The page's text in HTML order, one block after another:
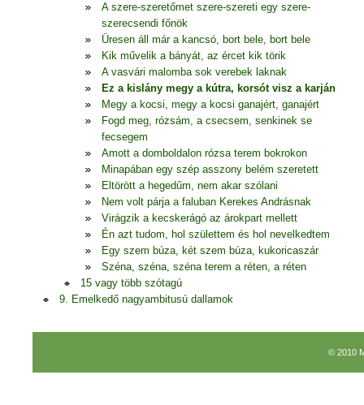
A szere-szeretőmet szere-szereti egy szere-
szerecsendi főnök
Üresen áll már a kancsó, bort bele, bort bele
Kik művelik a bányát, az ércet kik törik
A vasvári malomba sok verebek laknak
Ez a kislány megy a kútra, korsót visz a karján
Megy a kocsi, megy a kocsi ganajért, ganajért
Fogd meg, rózsám, a csecsem, senkinek se
fecsegem
Amott a domboldalon rózsa terem bokrokon
Minapában egy szép asszony belém szeretett
Eltörött a hegedűm, nem akar szólani
Nem volt párja a faluban Kerekes Andrásnak
Virágzik a kecskerágó az árokpart mellett
Én azt tudom, hol születtem és hol nevelkedtem
Egy szem búza, két szem búza, kukoricaszár
Széna, széna, széna terem a réten, a réten
15 vagy több szótagú
9. Emelkedő nagyambitusú dallamok
© 2010